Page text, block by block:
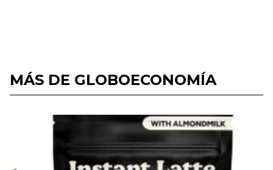
MÁS DE GLOBOECONOMÍA